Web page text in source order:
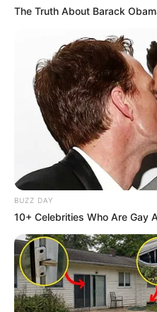
The Truth About Barack
BUZZ DAY
10+ Celebrities Who Are Gay